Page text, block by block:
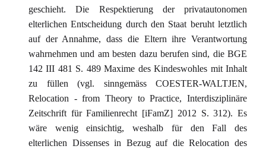
geschieht. Die Respektierung der privatautonomen
elterlichen Entscheidung durch den Staat beruht letztlich
auf der Annahme, dass die Eltern ihre Verantwortung
wahrnehmen und am besten dazu berufen sind, die BGE
142 III 481 S. 489 Maxime des Kindeswohles mit Inhalt
zu füllen (vgl. sinngemäss COESTER-WALTJEN,
Relocation - from Theory to Practice, Interdisziplinäre
Zeitschrift für Familienrecht [iFamZ] 2012 S. 312). Es
wäre wenig einsichtig, weshalb für den Fall des
elterlichen Dissenses in Bezug auf die Relocation des